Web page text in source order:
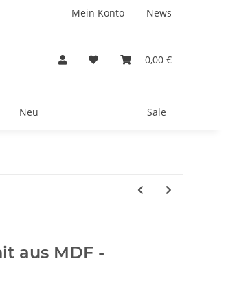
Mein Konto News
0,00 €
Neu Sale
aus MDF -